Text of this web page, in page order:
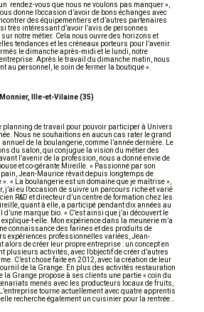
rendez-vous que nous ne voulons pas manquer »,
donne l’occasion d’avoir de bons échanges avec
des équipementiers et d’autres partenaires
très intéressant d’avoir l’avis de personnes
notre métier. Cela nous ouvre des horizons et
tendances et les créneaux porteurs pour l’avenir.
le dimanche après-midi et le lundi, notre
Après le travail du dimanche matin, nous
au personnel, le soin de fermer la boutique ».
Ille-et-Vilaine (35)
planning de travail pour pouvoir participer à Univers
Nous ne souhaitions en aucun cas rater le grand
de la boulangerie, comme l’année dernière. Le
du salon, qui conjugue la vision du métier des
l’avenir de la profession, nous a donné envie de
et co-gérante Mireille. » Passionné par son
pain, Jean-Maurice rêvait depuis longtemps de
». « La boulangerie est un domaine que je maîtrise »,
j’ai eu l’occasion de suivre un parcours riche et varié
R&D et directeur d’un centre de formation chez les
quant à elle, a participé pendant dix années au
marque bio. « C’est ainsi que j’ai découvert le
t-elle. Mon expérience dans la meunerie m’a
connaissance des farines et des produits de
expériences professionnelles variées, Jean-
alors de créer leur propre entreprise : un concept en
activités, avec l’objectif de créer d’autres
C’est chose faite en 2012, avec la création de leur
de la Grange. En plus des activités restauration
la Grange propose à ses clients une partie « coin du
menés avec les producteurs locaux de fruits,
tourne actuellement avec quatre apprentis
recherche également un cuisinier pour la rentrée…